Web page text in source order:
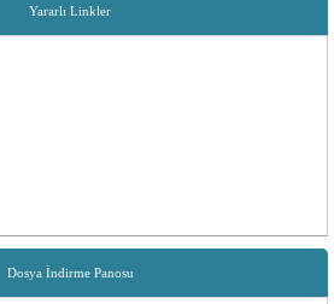
Yararlı Linkler
Dosya İndirme Panosu